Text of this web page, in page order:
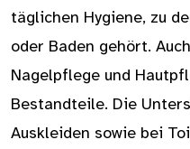
täglichen Hygiene, zu
oder Baden gehört.
Nagelpflege und
Bestandteile. Die
Auskleiden sowie bei